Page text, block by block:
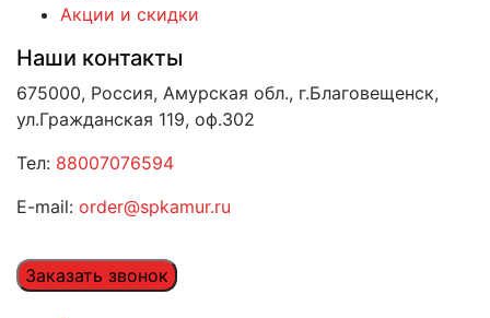
Акции и скидки
Наши контакты
675000, Россия, Амурская обл., г.Благовещенск,
ул.Гражданская 119, оф.302
Тел: 88007076594
E-mail: order@spkamur.ru
Заказать звонок